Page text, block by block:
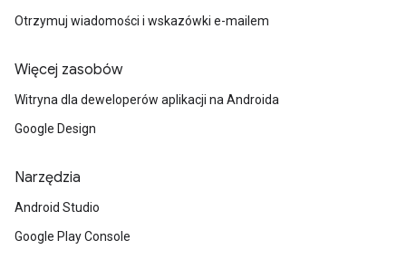
Otrzymuj wiadomości i wskazówki e-mailem
Więcej zasobów
Witryna dla deweloperów aplikacji na Androida
Google Design
Narzędzia
Android Studio
Google Play Console